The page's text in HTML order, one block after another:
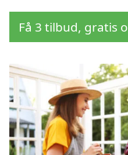
Få 3 tilbud, gratis